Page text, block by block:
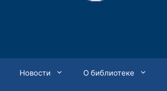
Новости О библиотеке